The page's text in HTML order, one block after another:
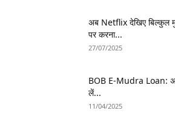
अब Netflix देखिए बिल्कुल
पर करना...
27/07/2025
BOB E-Mudra Loan:
लें...
11/04/2025